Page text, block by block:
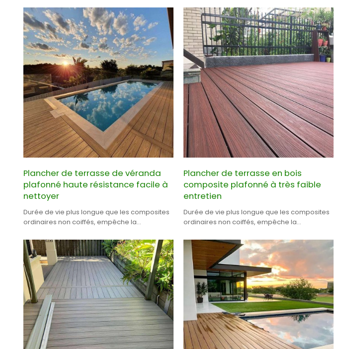
Plancher de terrasse de véranda
plafonné haute résistance facile à
nettoyer
Durée de vie plus longue que les composites
ordinaires non coiffés, empêche la
Plancher de terrasse en bois
composite plafonné à très faible
entretien
Durée de vie plus longue que les composites
ordinaires non coiffés, empêche la